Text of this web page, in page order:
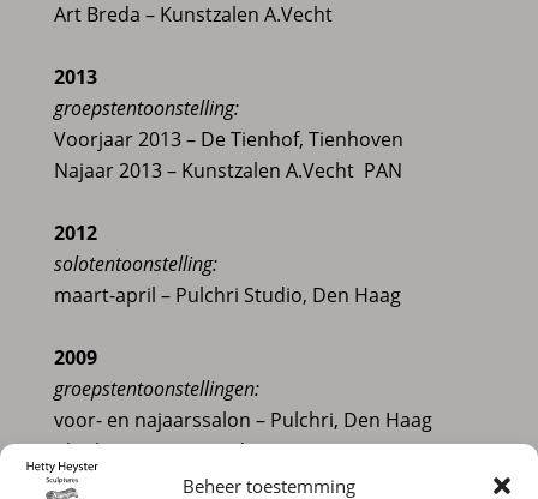
Beheer toestemming
Art Breda – Kunstzalen A.Vecht
2013
groepstentoonstelling:
Voorjaar 2013 – De Tienhof, Tienhoven
Najaar 2013 – Kunstzalen A.Vecht PAN
2012
solotentoonstelling:
maart-april – Pulchri Studio, Den Haag
2009
groepstentoonstellingen:
voor- en najaarssalon – Pulchri, Den Haag
oktober – Kunsttiendaagse Bergen